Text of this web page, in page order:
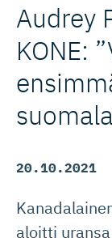
Audrey
KONE:
20.10.2021
aloitti